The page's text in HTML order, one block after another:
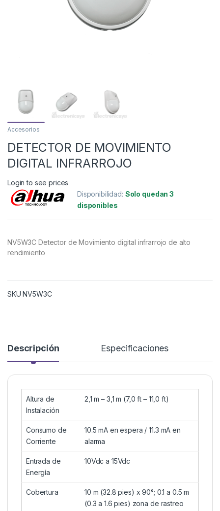
Accesorios
DETECTOR DE MOVIMIENTO
DIGITAL INFRARROJO
Login to see prices
Disponibilidad: Solo quedan 3
disponibles
NV5W3C Detector de Movimiento digital infrarrojo de alto
rendimiento
SKU NV5W3C
Descripción Especificaciones
Altura de
Instalación
2,1 m – 3,1 m (7,0 ft – 11,0 ft)
Consumo de
Corriente
10.5 mA en espera / 11.3 mA en
alarma
Entrada de
Energía
10Vdc a 15Vdc
Cobertura
10 m (32.8 pies) x 90°; 0.1 a 0.5 m
(0.3 a 1.6 pies) zona de rastreo